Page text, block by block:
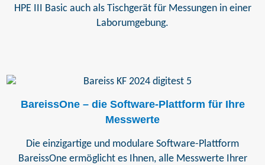
HPE III Basic auch als Tischgerät für Messungen in einer
Laborumgebung.
BareissOne – die Software-Plattform für Ihre
Messwerte
Die einzigartige und modulare Software-Plattform
BareissOne ermöglicht es Ihnen, alle Messwerte Ihrer